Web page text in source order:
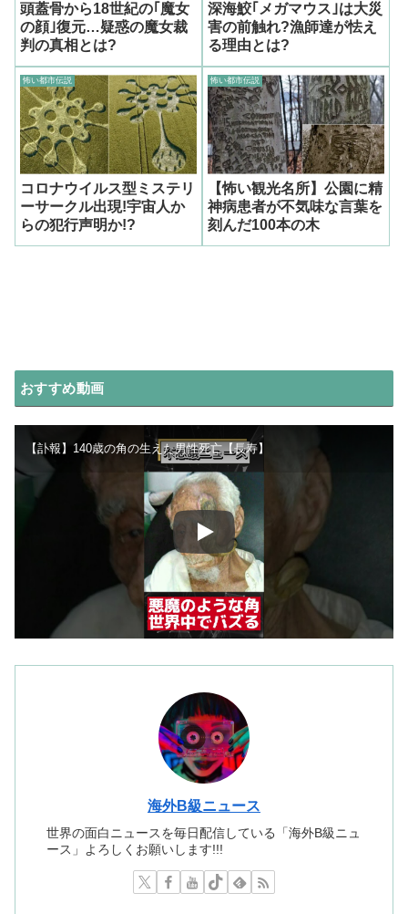
頭蓋骨から18世紀の｢魔女
の顔｣復元…疑惑の魔女裁
判の真相とは?
深海鮫｢メガマウス｣は大災
害の前触れ?漁師達が怯え
る理由とは?
怖い都市伝説
コロナウイルス型ミステリ
ーサークル出現!宇宙人か
らの犯行声明か!?
怖い都市伝説
【怖い観光名所】公園に精
神病患者が不気味な言葉を
刻んだ100本の木
おすすめ動画
【訃報】140歳の角の生えた男性死亡【長寿】
海外B級ニュース
世界の面白ニュースを毎日配信している「海外B級ニュ
ース」よろしくお願いします!!!